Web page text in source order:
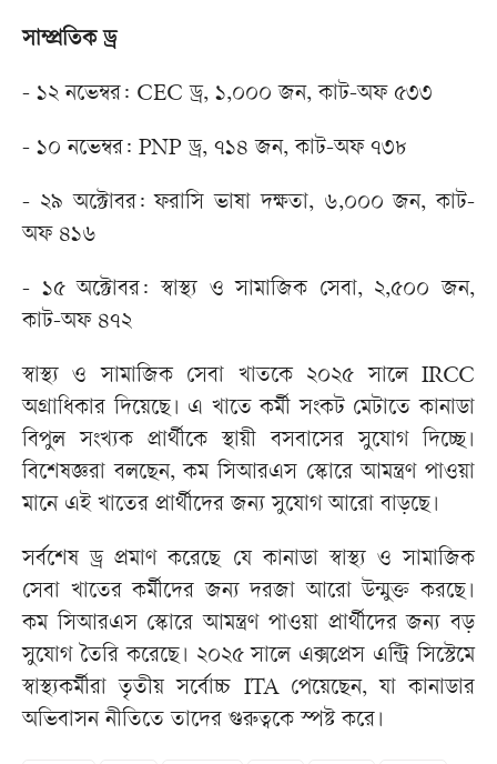
সাম্প্রতিক ড্র
- ১২ নভেম্বর: CEC ড্র, ১,০০০ জন, কাট-অফ ৫৩৩
- ১০ নভেম্বর: PNP ড্র, ৭১৪ জন, কাট-অফ ৭৩৮
- ২৯ অক্টোবর: ফরাসি ভাষা দক্ষতা, ৬,০০০ জন, কাট-
অফ ৪১৬
- ১৫ অক্টোবর: স্বাস্থ্য ও সামাজিক সেবা, ২,৫০০ জন,
কাট-অফ ৪৭২
স্বাস্থ্য ও সামাজিক সেবা খাতকে ২০২৫ সালে IRCC
অগ্রাধিকার দিয়েছে। এ খাতে কর্মী সংকট মেটাতে কানাডা
বিপুল সংখ্যক প্রার্থীকে স্থায়ী বসবাসের সুযোগ দিচ্ছে।
বিশেষজ্ঞরা বলছেন, কম সিআরএস স্কোরে আমন্ত্রণ পাওয়া
মানে এই খাতের প্রার্থীদের জন্য সুযোগ আরো বাড়ছে।
সর্বশেষ ড্র প্রমাণ করেছে যে কানাডা স্বাস্থ্য ও সামাজিক
সেবা খাতের কর্মীদের জন্য দরজা আরো উন্মুক্ত করছে।
কম সিআরএস স্কোরে আমন্ত্রণ পাওয়া প্রার্থীদের জন্য বড়
সুযোগ তৈরি করেছে। ২০২৫ সালে এক্সপ্রেস এন্ট্রি সিস্টেমে
স্বাস্থ্যকর্মীরা তৃতীয় সর্বোচ্চ ITA পেয়েছেন, যা কানাডার
অভিবাসন নীতিতে তাদের গুরুত্বকে স্পষ্ট করে।